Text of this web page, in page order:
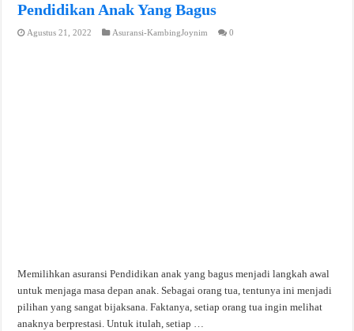
Pendidikan Anak Yang Bagus
Agustus 21, 2022 Asuransi-KambingJoynim 0
Memilihkan asuransi Pendidikan anak yang bagus menjadi langkah awal
untuk menjaga masa depan anak. Sebagai orang tua, tentunya ini menjadi
pilihan yang sangat bijaksana. Faktanya, setiap orang tua ingin melihat
anaknya berprestasi. Untuk itulah, setiap …